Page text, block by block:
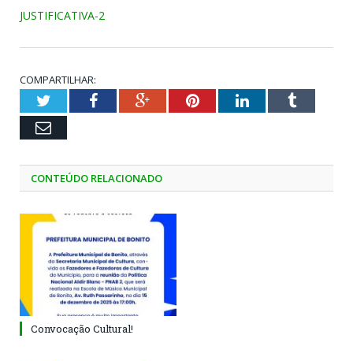
JUSTIFICATIVA-2
COMPARTILHAR:
TwitterFacebookGoogle+PinterestLinkedInTumblr
Email
CONTEÚDO RELACIONADO
Convocação Cultural!